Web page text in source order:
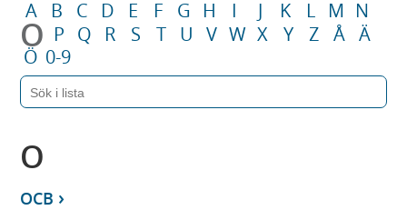
A B C D E F G H I J K L M N
O P Q R S T U V W X Y Z Å Ä
Ö 0-9
O
OCB